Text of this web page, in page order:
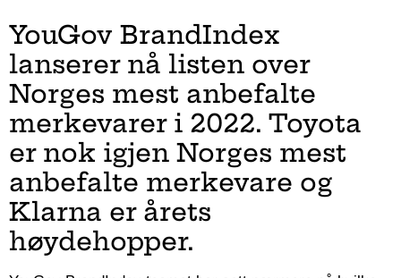
YouGov BrandIndex
lanserer nå listen over
Norges mest anbefalte
merkevarer i 2022. Toyota
er nok igjen Norges mest
anbefalte merkevare og
Klarna er årets
høydehopper.